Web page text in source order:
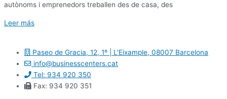
autònoms i emprenedors treballen des de casa, des
Leer más
Paseo de Gracia, 12, 1º | L'Eixample, 08007 Barcelona
info@businesscenters.cat
Tel: 934 920 350
Fax: 934 920 351